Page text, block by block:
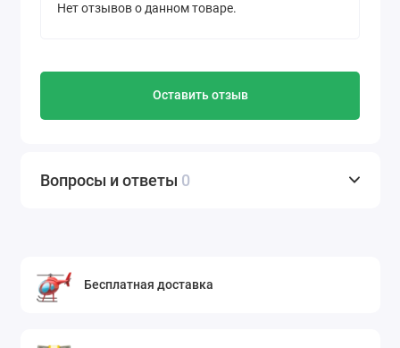
Нет отзывов о данном товаре.
Оставить отзыв
Вопросы и ответы 0
Бесплатная доставка